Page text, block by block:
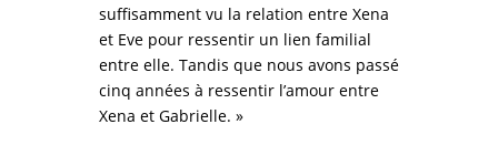
suffisamment vu la relation entre Xena
et Eve pour ressentir un lien familial
entre elle. Tandis que nous avons passé
cinq années à ressentir l’amour entre
Xena et Gabrielle. »